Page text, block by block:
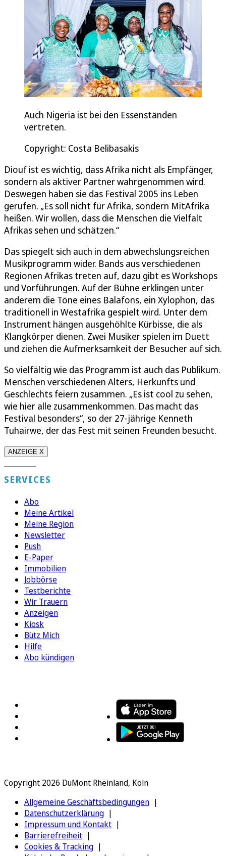
Auch Nigeria ist bei den Essenständen
vertreten.
Copyright: Costa Belibasakis
Diouf ist es wichtig, dass Afrika nicht als Empfänger,
sondern als aktiver Partner wahrgenommen wird.
Deswegen haben sie das Festival 2005 ins Leben
gerufen. „Es soll nicht für Afrika, sondern MitAfrika
heißen. Wir wollen, dass die Menschen die Vielfalt
Afrikas sehen und schätzen.“
Das spiegelt sich auch in dem abwechslungsreichen
Musikprogramm wider. Bands aus verschiedenen
Regionen Afrikas treten auf, dazu gibt es Workshops
und Vorführungen. Auf der Bühne erklingen unter
anderem die Töne eines Balafons, ein Xylophon, das
traditionell in Westafrika gespielt wird. Unter dem
Instrument hängen ausgehöhlte Kürbisse, die als
Klangkörper dienen. Zwei Musiker spielen im Duett
und ziehen die Aufmerksamkeit der Besucher auf sich.
So vielfältig wie das Programm ist auch das Publikum.
Menschen verschiedenen Alters, Herkunfts und
Geschlechts feiern zusammen. „Es ist cool zu sehen,
wie hier alle zusammenkommen. Das macht das
Festival besonders“, so der 27-jährige Kenneth
Tuhairwe, der das Fest mit seinen Freunden besucht.
ANZEIGE X
SERVICES
Abo
Meine Artikel
Meine Region
Newsletter
Push
E-Paper
Immobilien
Jobbörse
Testberichte
Wir Trauern
Anzeigen
Kiosk
Bütz Mich
Hilfe
Abo kündigen
Copyright 2026 DuMont Rheinland, Köln
Allgemeine Geschäftsbedingungen
Datenschutzerklärung
Impressum und Kontakt
Barrierefreiheit
Cookies & Tracking